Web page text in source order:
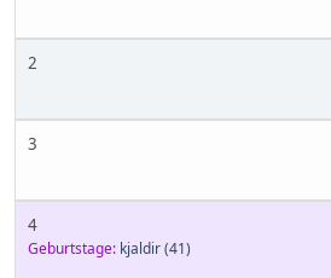
2
3
4
Geburtstage: kjaldir(41)